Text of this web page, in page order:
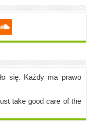
się. Każdy ma prawo
take good care of the